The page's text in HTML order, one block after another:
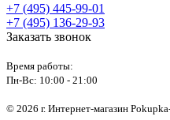
+7 (495) 445-99-01
+7 (495) 136-29-93
Заказать звонок
Время работы:
Пн-Вс: 10:00 - 21:00
© 2026 г. Интернет-магазин